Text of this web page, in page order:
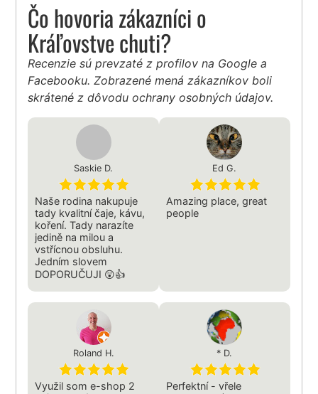
Čo hovoria zákazníci o
Kráľovstve chuti?
Recenzie sú prevzaté z profilov na Google a
Facebooku. Zobrazené mená zákazníkov boli
skrátené z dôvodu ochrany osobných údajov.
Saskie D.
Naše rodina nakupuje
tady kvalitní čaje, kávu,
koření. Tady narazíte
jedině na milou a
vstřícnou obsluhu.
Jedním slovem
DOPORUČUJI 😲👍
Ed G.
Amazing place, great
people
Roland H.
Využil som e-shop 2
* D.
Perfektní - vřele